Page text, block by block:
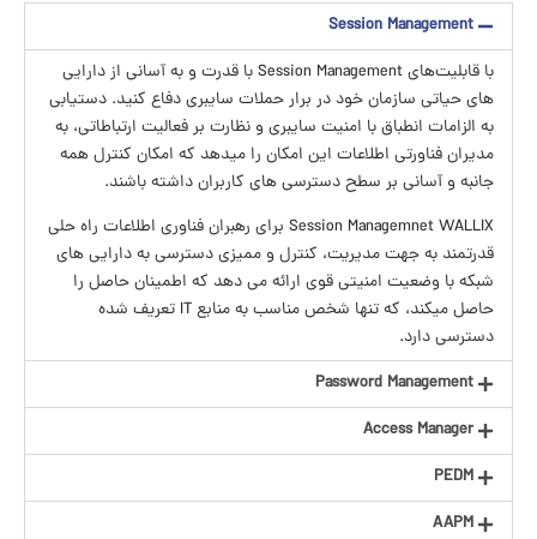
Session Management
با قابلیت‌های Session Management با قدرت و به آسانی از دارایی
های حیاتی سازمان خود در برار حملات سایبری دفاع کنید. دستیابی
به الزامات انطباق با امنیت سایبری و نظارت بر فعالیت ارتباطاتی، به
مدیران فناورتی اطلاعات این امکان را میدهد که امکان کنترل همه
جانبه و آسانی بر سطح دسترسی های کاربران داشته باشند.
Session Managemnet WALLIX برای رهبران فناوری اطلاعات راه حلی
قدرتمند به جهت مدیریت، کنترل و ممیزی دسترسی به دارایی های
شبکه با وضعیت امنیتی قوی ارائه می دهد که اطمینان حاصل را
حاصل میکند، که تنها شخص مناسب به منابع IT تعریف شده
دسترسی دارد.
Password Management
Access Manager
PEDM
AAPM